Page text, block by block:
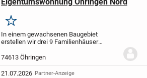
Merken
In einem gewachsenen Baugebiet
erstellen wir drei 9 Familienhäuser
Gebäude werden in zwei Bauabschnitten
erstellt. Barierrefreie Zugänge und ein
Aufzug von der...
74613 Öhringen
21.07.2026 Partner-Anzeige